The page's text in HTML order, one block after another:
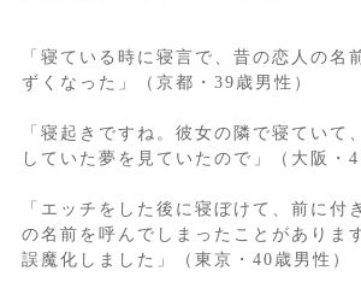
「寝ている時に寝言で、昔の恋人の名
ずくなった」（京都・39歳男性）
「寝起きですね。彼女の隣で寝ていて
していた夢を見ていたので」（大阪・
「エッチをした後に寝ぼけて、前に付
の名前を呼んでしまったことがありま
誤魔化しました」（東京・40歳男性）